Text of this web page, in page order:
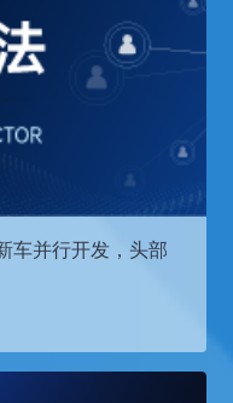
车并行开发，头部